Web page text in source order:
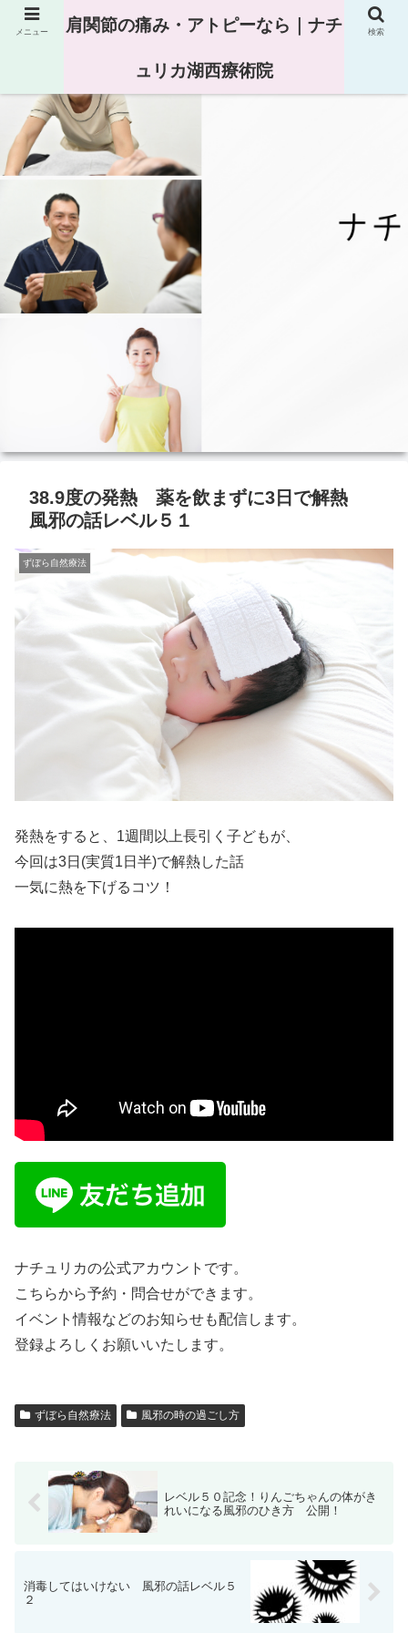
38.9度の発熱 薬を飲まずに3日で解熱
風邪の話レベル５１
ずぼら自然療法
発熱をすると、1週間以上長引く子どもが、
今回は3日(実質1日半)で解熱した話
一気に熱を下げるコツ！
ナチュリカの公式アカウントです。
こちらから予約・問合せができます。
イベント情報などのお知らせも配信します。
登録よろしくお願いいたします。
ずぼら自然療法 風邪の時の過ごし方
レベル５０記念！りんごちゃんの体がき
れいになる風邪のひき方 公開！
消毒してはいけない 風邪の話レベル５
２
メニュー 肩関節の痛み・アトピーなら｜ナチ
ュリカ湖西療術院
検索